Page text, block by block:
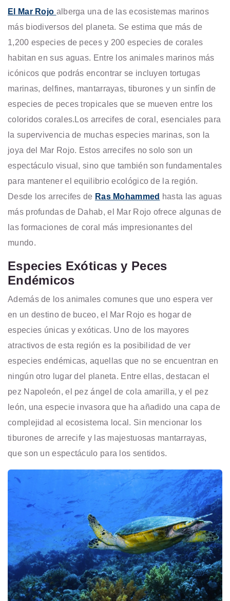
El Mar Rojo alberga una de las ecosistemas marinos
más biodiversos del planeta. Se estima que más de
1,200 especies de peces y 200 especies de corales
habitan en sus aguas. Entre los animales marinos más
icónicos que podrás encontrar se incluyen tortugas
marinas, delfines, mantarrayas, tiburones y un sinfín de
especies de peces tropicales que se mueven entre los
coloridos corales. Los arrecifes de coral, esenciales para
la supervivencia de muchas especies marinas, son la
joya del Mar Rojo. Estos arrecifes no solo son un
espectáculo visual, sino que también son fundamentales
para mantener el equilibrio ecológico de la región.
Desde los arrecifes de Ras Mohammed hasta las aguas
más profundas de Dahab, el Mar Rojo ofrece algunas de
lasformaciones de coral más impresionantes del
mundo.
Especies Exóticas y Peces
Endémicos
Además de los animales comunes que uno espera ver
en un destino de buceo, el Mar Rojo es hogar de
especies únicas y exóticas. Uno de los mayores
atractivos de esta región es la posibilidad de ver
especies endémicas, aquellas que no se encuentran en
ningún otro lugar del planeta. Entre ellas, destacan el
pez Napoleón, el pez ángel de cola amarilla, y el pez
león, una especie invasora que ha añadido una capa de
complejidad al ecosistema local. Sin mencionar los
tiburones de arrecife y las majestuosas mantarrayas,
que son un espectáculo para los sentidos.